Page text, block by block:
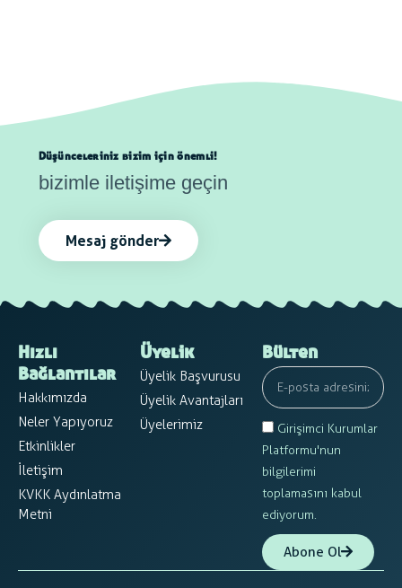
Düşünceleriniz bizim için önemli!
bizimle iletişime geçin
Mesaj gönder
Hızlı
Bağlantılar
Hakkımızda
Neler Yapıyoruz
Etkinlikler
İletişim
KVKK Aydınlatma
Metni
Üyelik
Üyelik Başvurusu
Üyelik Avantajları
Üyelerimiz
Bülten
Girişimci Kurumlar
Platformu'nun
bilgilerimi
toplamasını kabul
ediyorum.
Abone Ol